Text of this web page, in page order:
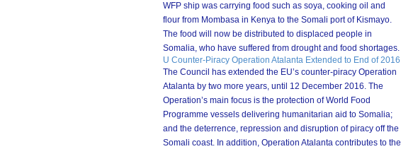
WFP ship was carrying food such as soya, cooking oil and
flour from Mombasa in Kenya to the Somali port of Kismayo.
The food will now be distributed to displaced people in
Somalia, who have suffered from drought and food shortages.
U Counter-Piracy Operation Atalanta Extended to End of 2016
The Council has extended the EU’s counter-piracy Operation
Atalanta by two more years, until 12 December 2016. The
Operation’s main focus is the protection of World Food
Programme vessels delivering humanitarian aid to Somalia;
and the deterrence, repression and disruption of piracy off the
Somali coast. In addition, Operation Atalanta contributes to the